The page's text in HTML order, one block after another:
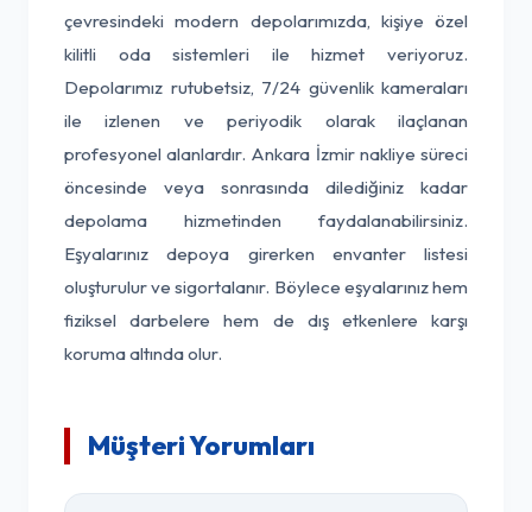
çevresindeki modern depolarımızda, kişiye özel
kilitli oda sistemleri ile hizmet veriyoruz.
Depolarımız rutubetsiz, 7/24 güvenlik kameraları
ile izlenen ve periyodik olarak ilaçlanan
profesyonel alanlardır. Ankara İzmir nakliye süreci
öncesinde veya sonrasında dilediğiniz kadar
depolama hizmetinden faydalanabilirsiniz.
Eşyalarınız depoya girerken envanter listesi
oluşturulur ve sigortalanır. Böylece eşyalarınız hem
fiziksel darbelere hem de dış etkenlere karşı
koruma altında olur.
Müşteri Yorumları